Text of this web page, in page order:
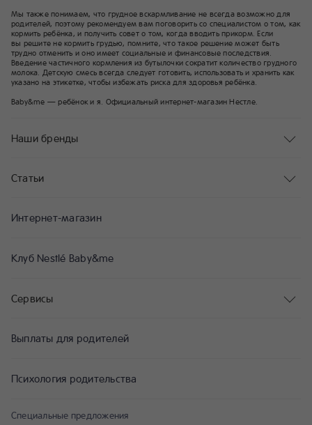
Мы также понимаем, что грудное вскармливание не всегда возможно для
родителей, поэтому рекомендуем вам поговорить со специалистом о том, как
кормить ребёнка, и получить совет о том, когда вводить прикорм. Если
вы решите не кормить грудью, помните, что такое решение может быть
трудно отменить и оно имеет социальные и финансовые последствия.
Введение частичного кормления из бутылочки сократит количество грудного
молока. Детскую смесь всегда следует готовить, использовать и хранить как
указано на этикетке, чтобы избежать риска для здоровья ребёнка.
Baby&me — ребёнок и я. Официальный интернет-магазин Нестле.
Наши бренды
Статьи
Специальные предложения
Интернет-магазин
Клуб Nestlé Baby&me
Сервисы
Выплаты для родителей
Психология родительства